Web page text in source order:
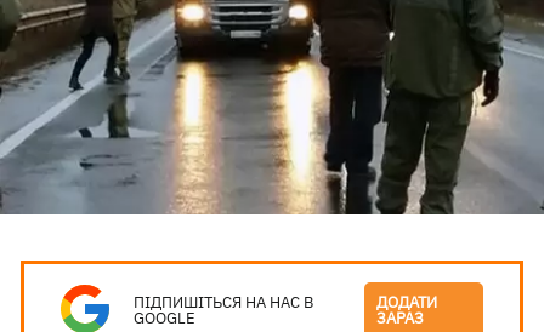
ПІДПИШІТЬСЯ НА НАС В
GOOGLE
ДОДАТИ
ЗАРАЗ